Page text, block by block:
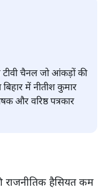
टीवी चैनल जो आंकड़ों की
में नीतीश कुमार
और वरिष्ठ पत्रकार
राजनीतिक हैसियत कम